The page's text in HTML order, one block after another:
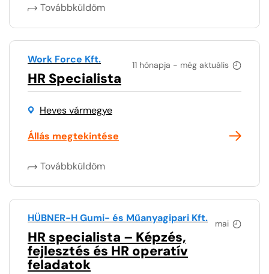
Továbbküldöm
11 hónapja - még aktuális
Work Force Kft.
HR Specialista
Heves vármegye
Állás megtekintése
Továbbküldöm
mai
HÜBNER-H Gumi- és Műanyagipari Kft.
HR specialista – Képzés,
fejlesztés és HR operatív
feladatok